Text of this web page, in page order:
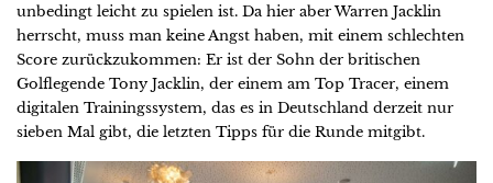
unbedingt leicht zu spielen ist. Da hier aber Warren Jacklin
herrscht, muss man keine Angst haben, mit einem schlechten
Score zurückzukommen: Er ist der Sohn der britischen
Golflegende Tony Jacklin, der einem am Top Tracer, einem
digitalen Trainingssystem, das es in Deutschland derzeit nur
sieben Mal gibt, die letzten Tipps für die Runde mitgibt.